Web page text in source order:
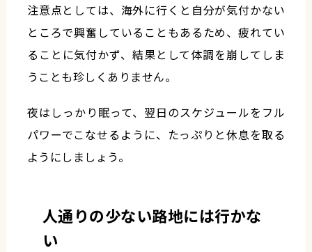
注意点としては、海外に行くと自分が気付かない
ところで興奮していることもあるため、疲れてい
ることに気付かず、結果として体調を崩してしま
うことも珍しくありません。
夜はしっかり眠って、翌日のスケジュールをフル
パワーでこなせるように、たっぷりと休息を取る
ようにしましょう。
人通りの少ない路地には行かな
い